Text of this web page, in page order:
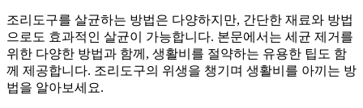
조리도구를 살균하는 방법은 다양하지만, 간단한 재료와 방법
으로도 효과적인 살균이 가능합니다. 본문에서는 세균 제거를
위한 다양한 방법과 함께, 생활비를 절약하는 유용한 팁도 함
께 제공합니다. 조리도구의 위생을 챙기며 생활비를 아끼는 방
법을 알아보세요.